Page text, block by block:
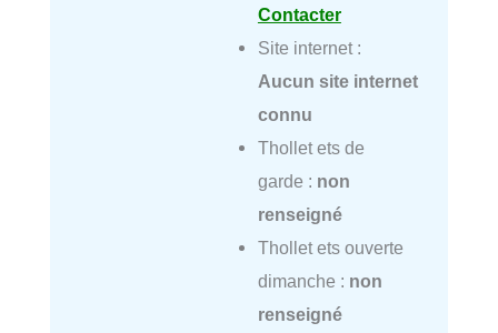
Contacter
Site internet :
Aucun site internet
connu
Thollet ets de
garde : non
renseigné
Thollet ets ouverte
dimanche : non
renseigné